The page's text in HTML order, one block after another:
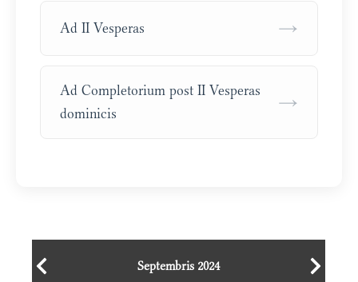
Ad II Vesperas →
Ad Completorium post II Vesperas
dominicis
→
Septembris 2024